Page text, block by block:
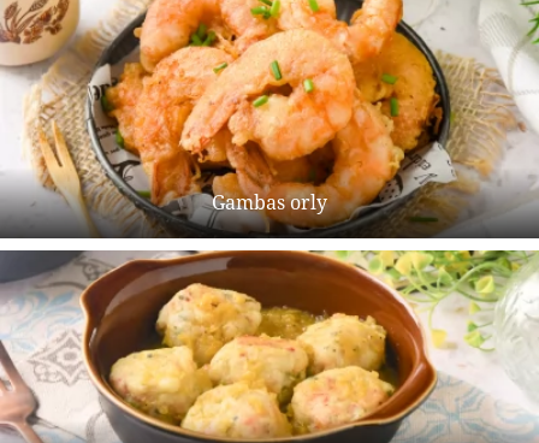
Gambas orly